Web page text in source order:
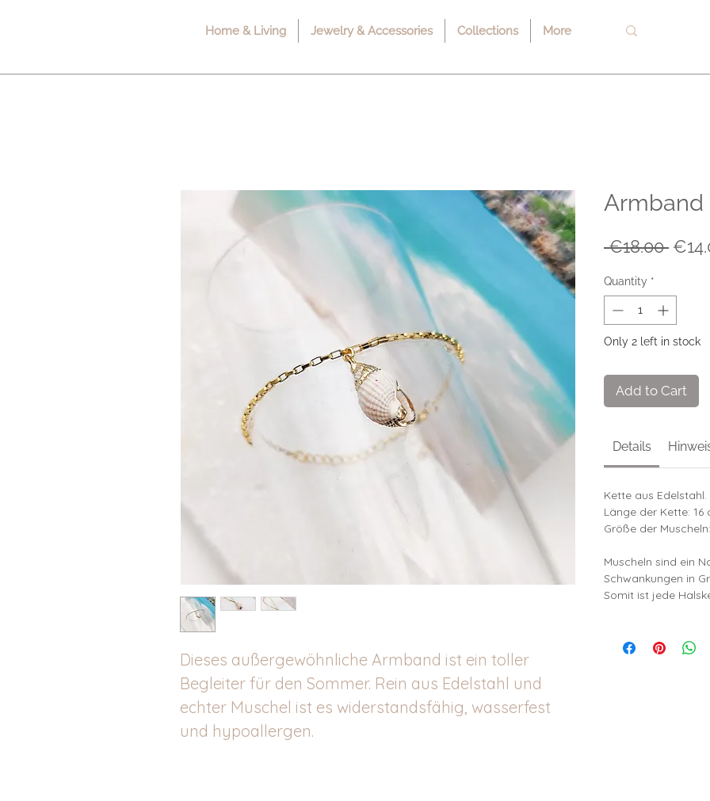
Home & Living Jewelry & Accessories Collections More
Dieses außergewöhnliche Armband ist ein toller
Begleiter für den Sommer. Rein aus Edelstahl und
echter Muschel ist es widerstandsfähig, wasserfest
und hypoallergen.
Armband
€18.00
Quantity *
Only 2 left in stock
Add to Cart
Details
Kette aus
Länge der Kette: 16
Größe der
Muscheln sind ein
Schwankungen in
Somit ist jede